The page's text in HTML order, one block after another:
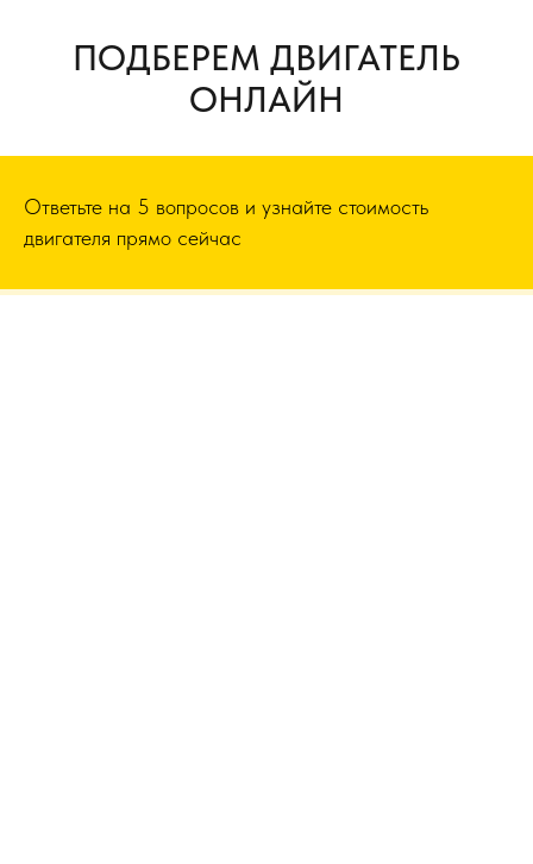
ПОДБЕРЕМ ДВИГАТЕЛЬ
ОНЛАЙН
Ответьте на 5 вопросов и узнайте стоимость
двигателя прямо сейчас